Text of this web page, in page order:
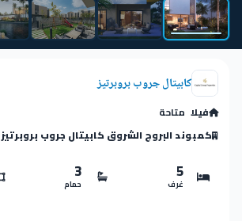
كابيتال جروب بروبرتيز
فيلا متاحة
كمبوند البروج الشروق كابيتال جروب بروبرتيز
5
غرف
3
حمام